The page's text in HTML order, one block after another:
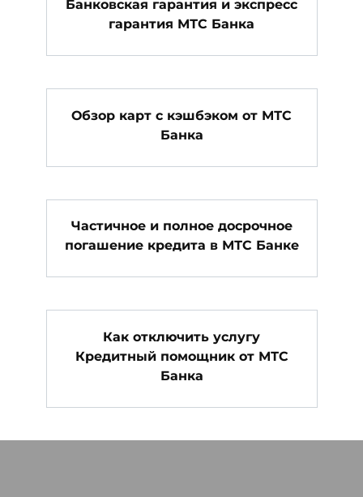
Банковская гарантия и экспресс
гарантия МТС Банка
Обзор карт с кэшбэком от МТС
Банка
Частичное и полное досрочное
погашение кредита в МТС Банке
Как отключить услугу
Кредитный помощник от МТС
Банка